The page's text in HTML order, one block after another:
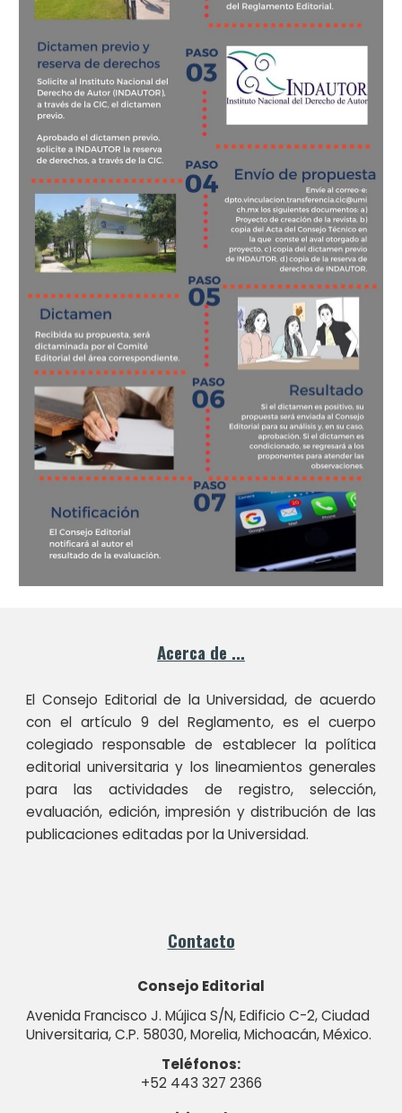
Acerca de ...
El Consejo Editorial de la Universidad, de acuerdo
con el artículo 9 del Reglamento, es el cuerpo
colegiado responsable de establecer la política
editorial universitaria y los lineamientos generales
para las actividades de registro, selección,
evaluación, edición, impresión y distribución de las
publicaciones editadas por la Universidad.
Contacto
Consejo Editorial
Avenida Francisco J. Mújica S/N, Edificio C-2, Ciudad
Universitaria, C.P. 58030, Morelia, Michoacán, México.
Teléfonos:
+52 443 327 2366